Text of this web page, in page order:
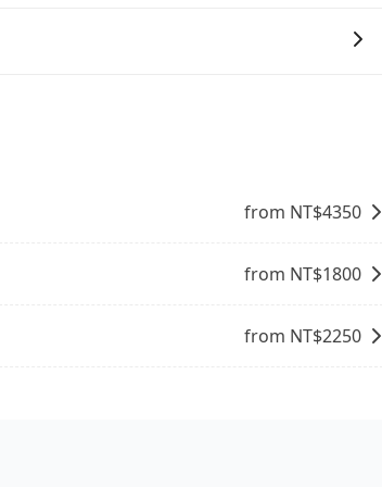
車服務。這種服務適用於需要在城市內多個地
車內吸煙，於新冠肺炎期間也絕對全程配戴
發的AI車輛調度演算法，能有效降低空車率，
者轉單給其他車行的情況比同行更低，如此便
儘早下訂以把握最划算的價格。
from NT$4350
from NT$1800
from NT$2250